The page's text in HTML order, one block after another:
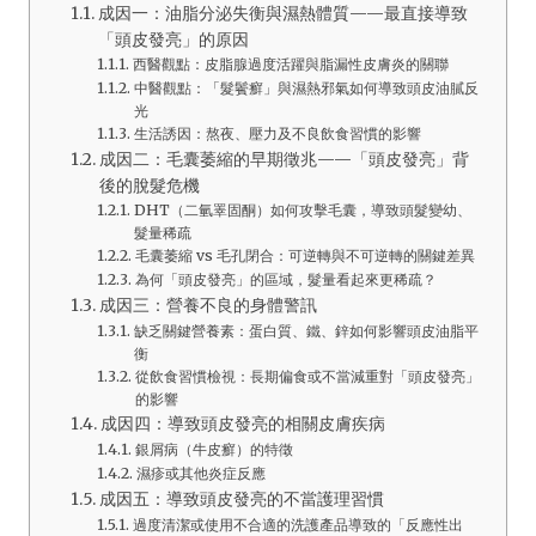
成因一：油脂分泌失衡與濕熱體質——最直接導致
「頭皮發亮」的原因
西醫觀點：皮脂腺過度活躍與脂漏性皮膚炎的關聯
中醫觀點：「髮鬢癬」與濕熱邪氣如何導致頭皮油膩反
光
生活誘因：熬夜、壓力及不良飲食習慣的影響
成因二：毛囊萎縮的早期徵兆——「頭皮發亮」背
後的脫髮危機
DHT（二氫睪固酮）如何攻擊毛囊，導致頭髮變幼、
髮量稀疏
毛囊萎縮 vs 毛孔閉合：可逆轉與不可逆轉的關鍵差異
為何「頭皮發亮」的區域，髮量看起來更稀疏？
成因三：營養不良的身體警訊
缺乏關鍵營養素：蛋白質、鐵、鋅如何影響頭皮油脂平
衡
從飲食習慣檢視：長期偏食或不當減重對「頭皮發亮」
的影響
成因四：導致頭皮發亮的相關皮膚疾病
銀屑病（牛皮癬）的特徵
濕疹或其他炎症反應
成因五：導致頭皮發亮的不當護理習慣
過度清潔或使用不合適的洗護產品導致的「反應性出